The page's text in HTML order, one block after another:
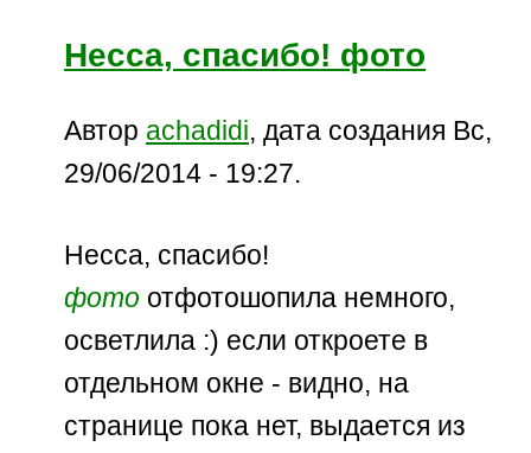
Несса, спасибо! фото
Автор achadidi, дата создания Вс,
29/06/2014 - 19:27.
Несса, спасибо!
фото отфотошопила немного,
осветлила :) если откроете в
отдельном окне - видно, на
странице пока нет, выдается из